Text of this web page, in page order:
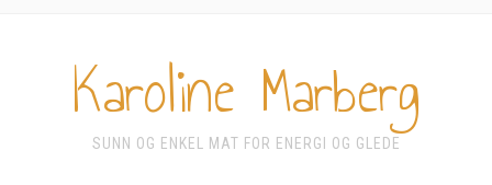
Karoline Marberg
SUNN OG ENKEL MAT FOR ENERGI OG GLEDE